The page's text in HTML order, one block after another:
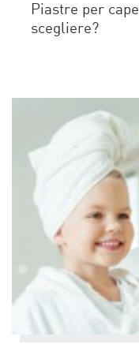
Piastre per
scegliere?